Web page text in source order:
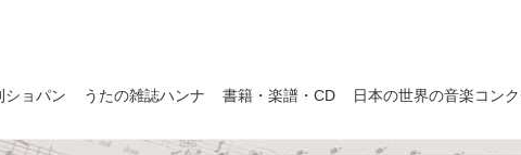
ショパン うたの雑誌ハンナ 書籍・楽譜・CD 日本の世界の音楽コン